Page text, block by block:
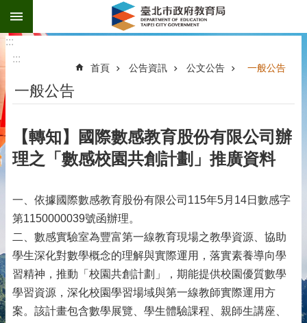
跳到主要內容區塊
:::
:::
首頁 公告資訊 公文公告 一般公告
一般公告
【轉知】國際數感教育股份有限公司辦
理之「數感校園共創計劃」推廣資料
一、依據國際數感教育股份有限公司115年5月14日數感字
第1150000039號函辦理。
二、數感實驗室為豐富第一線教育現場之教學資源、協助
學生深化對數學概念的理解與實際運用，落實素養導向學
習精神，推動「校園共創計劃」，期能提供校園優質數學
學習資源，深化校園學習場域與第一線教師實際運用方
案。該計畫包含數學展覽、學生體驗課程、親師生講座、